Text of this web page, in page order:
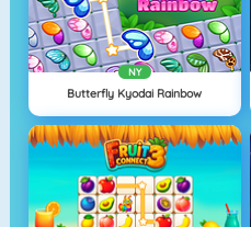
NY
Butterfly Kyodai Rainbow